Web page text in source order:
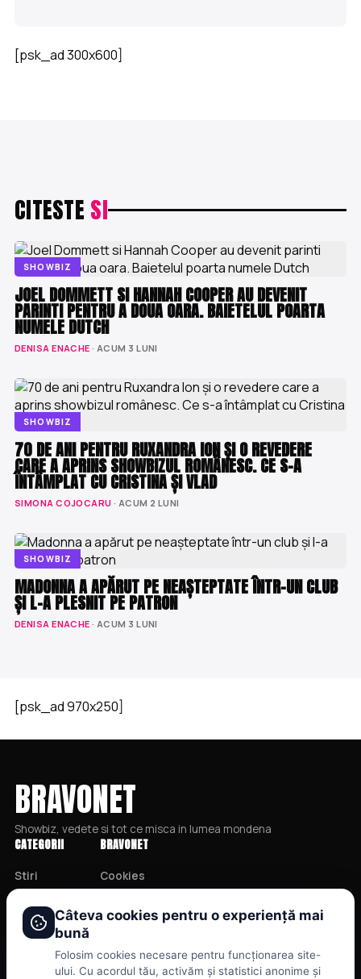
[psk_ad 300x600]
CITESTE SI
SHOWBIZ
JOEL DOMMETT SI HANNAH COOPER AU DEVENIT
PARINTI PENTRU A DOUA OARA. BAIETELUL POARTA
NUMELE DUTCH
DENISA ENACHE · ACUM 3 LUNI
SHOWBIZ
70 DE ANI PENTRU RUXANDRA ION ȘI O REVEDERE
CARE A APRINS SHOWBIZUL ROMÂNESC. CE S-A
ÎNTÂMPLAT CU CRISTINA ȘI VLAD
SIMONA COJOCARU · ACUM 2 LUNI
SHOWBIZ
MADONNA A APĂRUT PE NEAȘTEPTATE ÎNTR-UN CLUB
ȘI L-A PLESNIT PE PATRON
DENISA ENACHE · ACUM 3 LUNI
[psk_ad 970x250]
BRAVONET
Showbiz, vedete si tot ce misca in lumea mondena
CATEGORII
Stiri
Publicitate
Lifestyle
Health & Beauty
BRAVONET
Cookies
Politica De Confidentialitate
Termeni și Condiții
Câteva cookies pentru o experiență mai
bună
Folosim cookies necesare pentru funcționarea site-
ului. Cu acordul tău, activăm și statistici anonime și